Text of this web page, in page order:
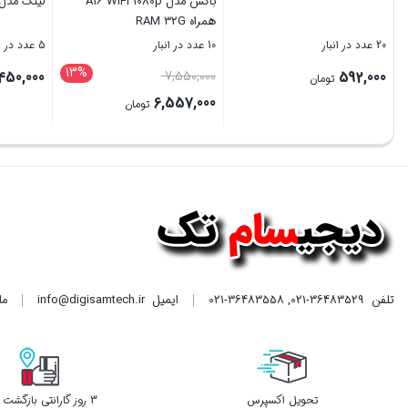
5 عدد در انبار
10,650,000 تومان
بستن
20 عدد در انبار
592,000 تومان
10 عدد در انبار
تلفن 021-36483529
,
021-36483558 ایمیلinfo@digisamtech.ir
تحویل اکسپرس 3 روز گارانتی بازگشت وجه